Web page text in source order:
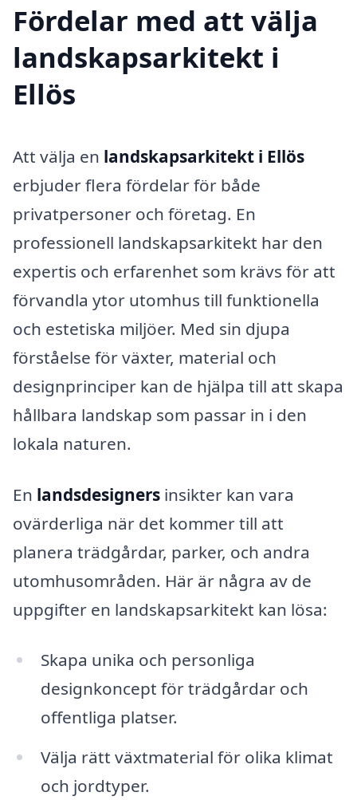
Fördelar med att välja
landskapsarkitekt i
Ellös
Att välja en landskapsarkitekt i Ellös
erbjuder flera fördelar för både
privatpersoner och företag. En
professionell landskapsarkitekt har den
expertis och erfarenhet som krävs för att
förvandla ytor utomhus till funktionella
och estetiska miljöer. Med sin djupa
förståelse för växter, material och
designprinciper kan de hjälpa till att skapa
hållbara landskap som passar in i den
lokala naturen.
En landsdesigners insikter kan vara
ovärderliga när det kommer till att
planera trädgårdar, parker, och andra
utomhusområden. Här är några av de
uppgifter en landskapsarkitekt kan lösa:
Skapa unika och personliga
designkoncept för trädgårdar och
offentliga platser.
Välja rätt växtmaterial för olika klimat
och jordtyper.